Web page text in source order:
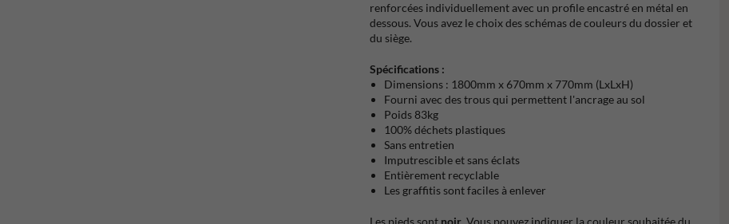
renforcées individuellement avec un profile encastré en métal en
dessous. Vous avez le choix des schémas de couleurs du dossier et
du siège.
Spécifications :
Dimensions : 1800mm x 670mm x 770mm (LxLxH)
Fourni avec des trous qui permettent l'ancrage au sol
Poids 83kg
100% déchets plastiques
Sans entretien
Imputrescible et sans éclats
Entièrement recyclable
Les graffitis sont faciles à enlever
Les pieds sont noir. Vous pouvez indiquer la couleur souhaitée du